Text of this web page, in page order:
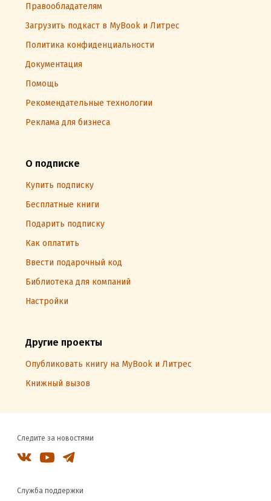
Правообладателям
Загрузить подкаст в MyBook и Литрес
Политика конфиденциальности
Документация
Помощь
Рекомендательные технологии
Реклама для бизнеса
О подписке
Купить подписку
Бесплатные книги
Подарить подписку
Как оплатить
Ввести подарочный код
Библиотека для компаний
Настройки
Другие проекты
Опубликовать книгу на MyBook и Литрес
Книжный вызов
Следите за новостями
Служба поддержки